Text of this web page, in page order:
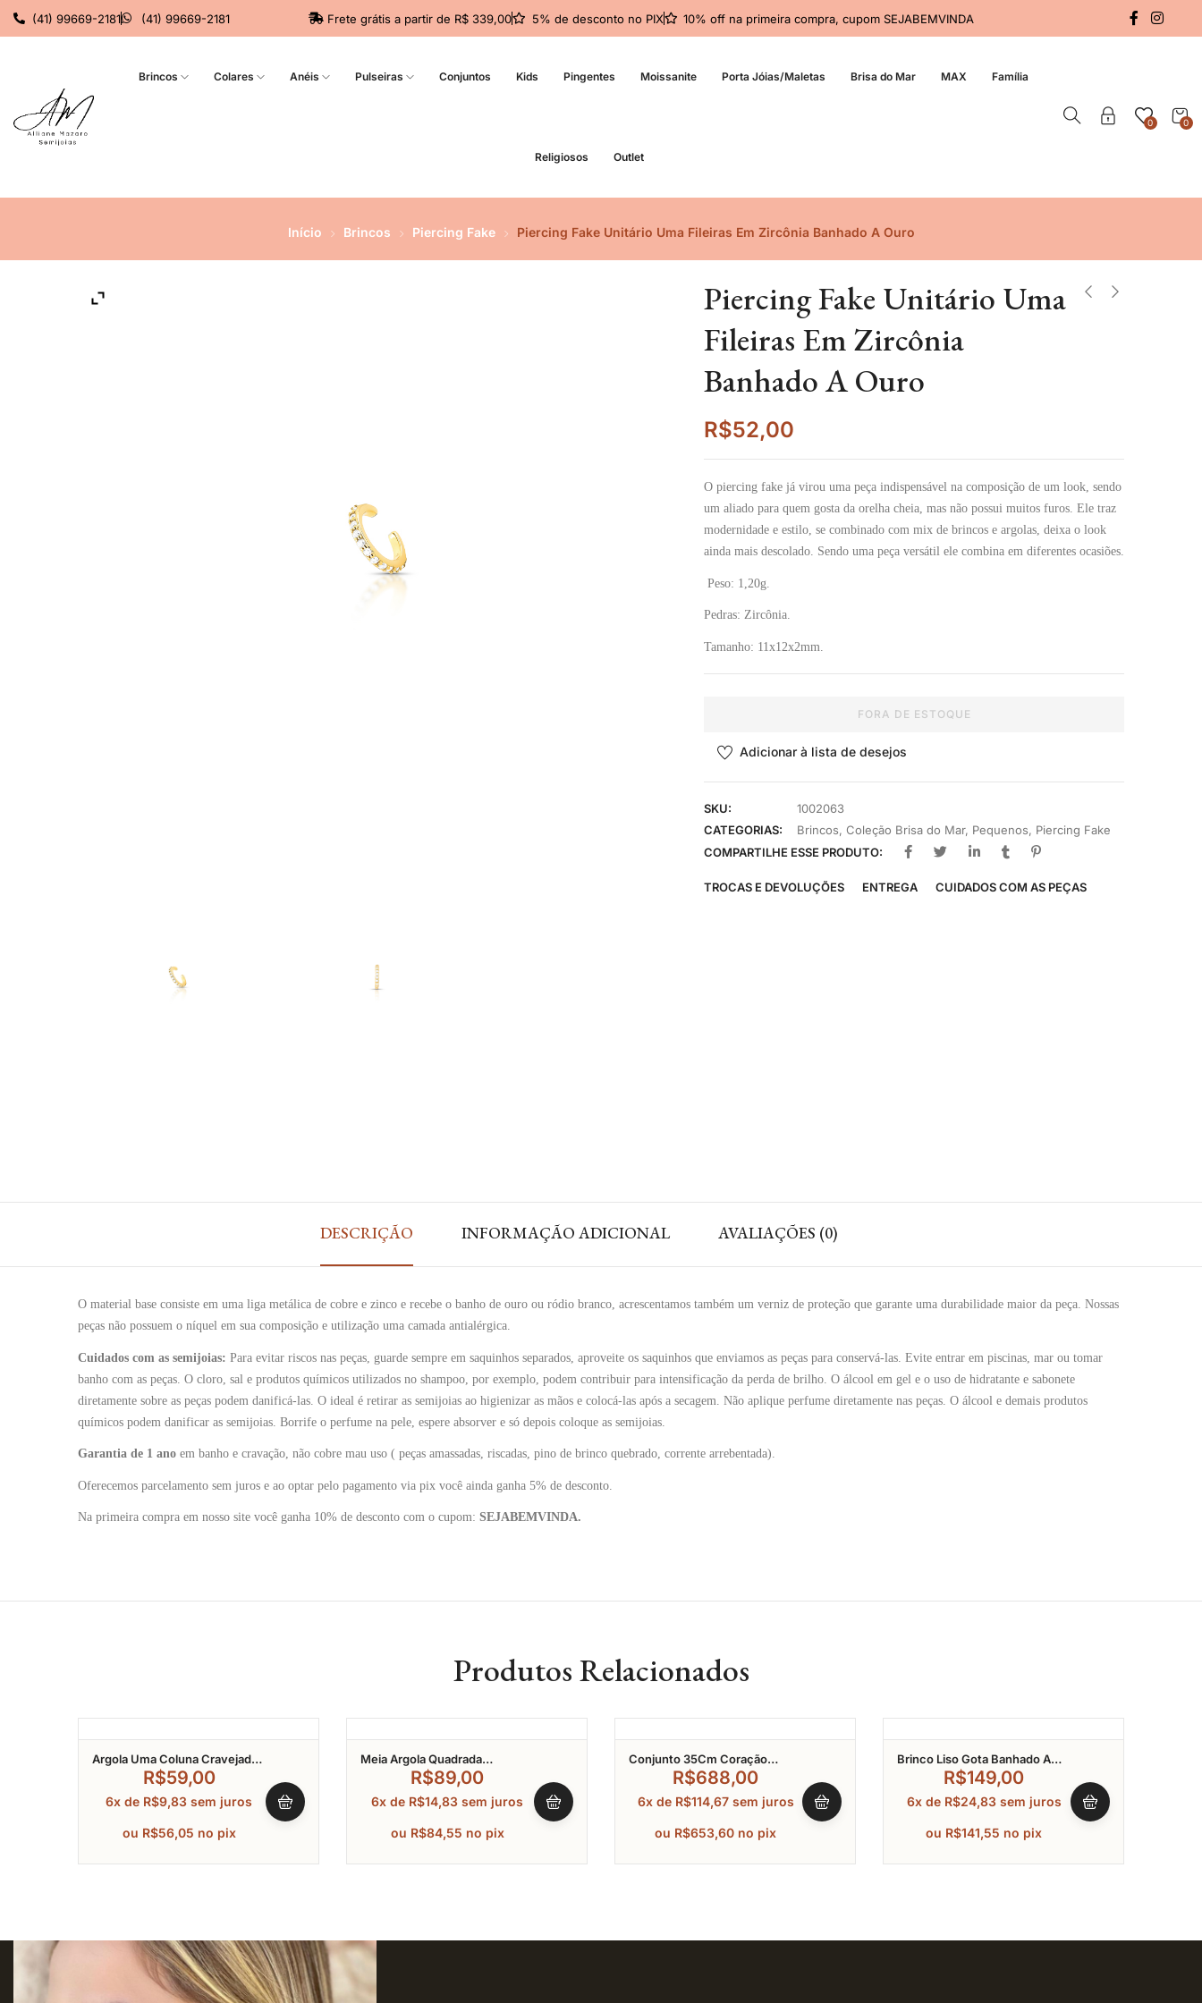
(41) 99669-2181 (41) 99669-2181 Frete grátis a partir de R$ 339,00 5% de desconto no PIX 10% off na primeira compra, cupom SEJABEMVINDA
Brincos Colares Anéis Pulseiras Conjuntos Kids Pingentes Moissanite Porta Jóias/Maletas Brisa do Mar MAX Família
Religiosos Outlet
0
0
Início Brincos Piercing Fake Piercing Fake Unitário Uma Fileiras Em Zircônia Banhado A Ouro
Piercing Fake Unitário Uma
Fileiras Em Zircônia
Banhado A Ouro
R$52,00
O piercing fake já virou uma peça indispensável na composição de um look, sendo
um aliado para quem gosta da orelha cheia, mas não possui muitos furos. Ele traz
modernidade e estilo, se combinado com mix de brincos e argolas, deixa o look
ainda mais descolado. Sendo uma peça versátil ele combina em diferentes ocasiões.
Peso: 1 ,20g.
Pedras: Zircônia.
Tamanho: 11x12x2mm.
FORA DE ESTOQUE
Adicionar à lista de desejos
SKU:
1002063
CATEGORIAS:
Brincos, Coleção Brisa do Mar, Pequenos, Piercing Fake
COMPARTILHE ESSE PRODUTO:
TROCAS E DEVOLUÇÕES ENTREGA CUIDADOS COM AS PEÇAS
DESCRIÇÃO INFORMAÇÃO ADICIONAL AVALIAÇÕES (0)
O material base consiste em uma liga metálica de cobre e zinco e recebe o banho de ouro ou ródio branco, acrescentamos também um verniz de proteção que garante uma durabilidade maior da peça. Nossas
peças não possuem o níquel em sua composição e utilização uma camada antialérgica.
Cuidados com as semijoias: Para evitar riscos nas peças, guarde sempre em saquinhos separados, aproveite os saquinhos que enviamos as peças para conservá-las. Evite entrar em piscinas, mar ou tomar
banho com as peças. O cloro, sal e produtos químicos utilizados no shampoo, por exemplo, podem contribuir para intensificação da perda de brilho. O álcool em gel e o uso de hidratante e sabonete
diretamente sobre as peças podem danificá-las. O ideal é retirar as semijoias ao higienizar as mãos e colocá-las após a secagem. Não aplique perfume diretamente nas peças. O álcool e demais produtos
químicos podem danificar as semijoias. Borrife o perfume na pele, espere absorver e só depois coloque as semijoias.
Garantia de 1 ano em banho e cravação, não cobre mau uso ( peças amassadas, riscadas, pino de brinco quebrado, corrente arrebentada).
Oferecemos parcelamento sem juros e ao optar pelo pagamento via pix você ainda ganha 5% de desconto.
Na primeira compra em nosso site você ganha 10% de desconto com o cupom: SEJABEMVINDA.
Produtos Relacionados
Argola Uma Coluna Cravejado
Em Zircônia Banhado A Ouro
R$59,00
6x de R$9,83 sem juros
ou R$56,05 no pix
Meia Argola Quadrada
Cravejado Em Zircônia
Banhado A Ouro
R$89,00
6x de R$14,83 sem juros
ou R$84,55 no pix
Conjunto 35Cm Coração
Cravejado Em Zircônia Com
Pedra Água Marinha Banhado A
Ródio
R$688,00
6x de R$114,67 sem juros
ou R$653,60 no pix
Brinco Liso Gota Banhado A
R$149,00
6x de R$24,83 sem juros
ou R$141,55 no pix